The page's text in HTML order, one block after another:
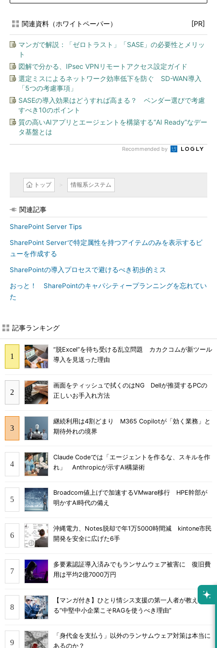
関連資料（ホワイトペーパー） [PR]
マンガで解説：「ゼロトラスト」「SASE」の必要性とメリッ
ト
図解で分かる、IPsec VPNリモートアクセス設定ガイド
選定ミスによるネットワーク効率低下を防ぐ SD-WAN導入
「5つの考慮事項」
SASEの導入効果はどうすれば高まる？ ベンダー選びで考慮
すべき10のポイント
質の高いAIアプリとエージェントを構築する“AI Ready”なデー
タ基盤とは
Recommended by
トップ 情報系システム
関連記事
SharePoint Server Tips
SharePoint Serverで特定属性を持つアイテムのみを表示するビ
ューを作成する
SharePointの導入プロセスで避けるべき初歩的ミス
おっと！ SharePointのキャパシティープランニングを忘れてい
た
記事ランキング
“脱Excel”を待ち受ける乱立問題 カカクコムが新ツール
導入を見送った理由
画面をティッシュで拭くのはNG Dellが推奨するPCの
正しいお手入れ方法
継続利用は4割どまり M365 Copilotが「効く業務」と
期待外れの境界
Claude Codeでは「エージェントを作るな、スキルを作
れ」 Anthropicが示すAI構築術
Broadcom値上げで加速するVMware移行 HPE幹部が
明かすAI時代の備え
沖縄電力、Notes脱却で年1万5000時間減 kintone市民
開発を安全に広げた6手
多要素認証導入済みでもランサムウェア被害に 復旧費
用は平均2億7000万円
【マンガ付き】ひとり情シス支援の第一人者が教え
る”中堅中小企業こそRAGを使うべき理由”
「身代金を支払う」以外のランサムウェア対策は本当に
あるのか？